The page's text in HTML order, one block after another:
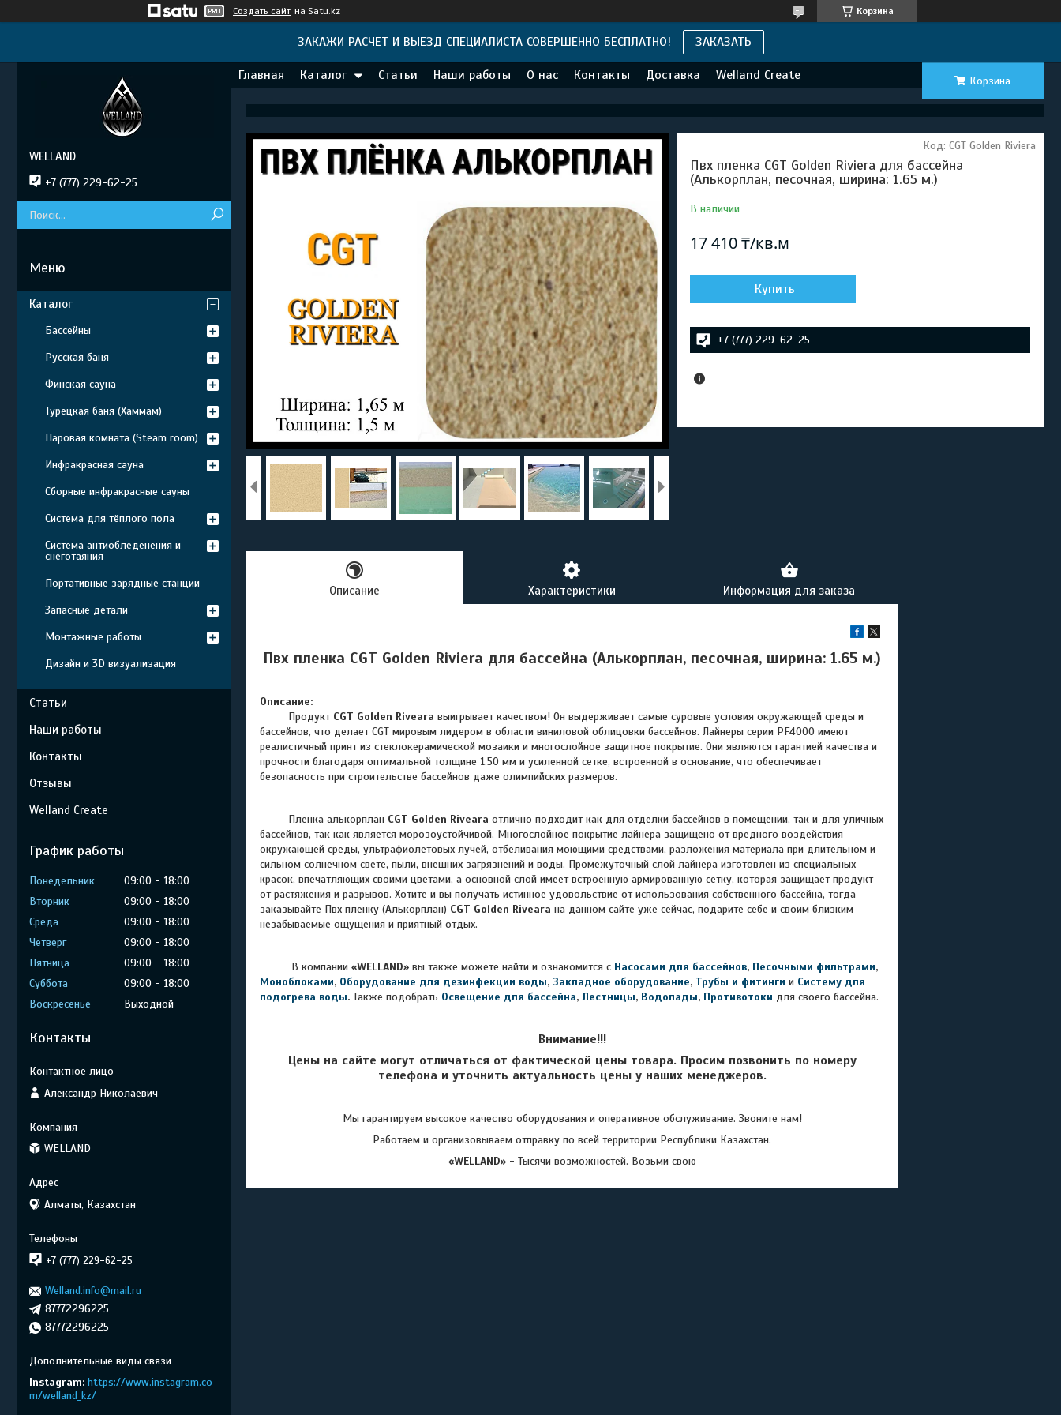
Создать сайт на Satu.kz Корзина
ЗАКАЖИ РАСЧЕТ И ВЫЕЗД СПЕЦИАЛИСТА СОВЕРШЕННО БЕСПЛАТНО! ЗАКАЗАТЬ
Главная Каталог Статьи Наши работы О нас Контакты Доставка Welland Create Корзина
Пвх пленка CGT Golden Riviera для бассейна
(Алькорплан, песочная, ширина: 1.65 м.)
В наличии
Код: CGT Golden Riviera
17 410 ₸/кв.м
Купить
+7 (777) 229-62-25
Описание Характеристики Информация для заказа
Пвх пленка CGT Golden Riviera для бассейна (Алькорплан, песочная, ширина: 1.65 м.)
Описание:
Продукт CGT Golden Riveara выигрывает качеством! Он выдерживает самые суровые условия окружающей среды и
бассейнов, что делает CGT мировым лидером в области виниловой облицовки бассейнов. Лайнеры серии PF4000 имеют
реалистичный принт из стеклокерамической мозаики и многослойное защитное покрытие. Они являются гарантией качества и
прочности благодаря оптимальной толщине 1.50 мм и усиленной сетке, встроенной в основание, что обеспечивает
безопасность при строительстве бассейнов даже олимпийских размеров.
Пленка алькорплан CGT Golden Riveara отлично подходит как для отделки бассейнов в помещении, так и для уличных
бассейнов, так как является морозоустойчивой. Многослойное покрытие лайнера защищено от вредного воздействия
окружающей среды, ультрафиолетовых лучей, отбеливания моющими средствами, разложения материала при длительном и
сильном солнечном свете, пыли, внешних загрязнений и воды. Промежуточный слой лайнера изготовлен из специальных
красок, впечатляющих своими цветами, а основной слой имеет встроенную армированную сетку, которая защищает продукт
от растяжения и разрывов. Хотите и вы получать истинное удовольствие от использования собственного бассейна, тогда
заказывайте Пвх пленку (Алькорплан) CGT Golden Riveara на данном сайте уже сейчас, подарите себе и своим близким
незабываемые ощущения и приятный отдых.
В компании «WELLAND» вы также можете найти и ознакомится с Насосами для бассейнов, Песочными фильтрами,
Моноблоками, Оборудование для дезинфекции воды, Закладное оборудование, Трубы и фитинги и Систему для
подогрева воды. Также подобрать Освещение для бассейна, Лестницы, Водопады, Противотоки для своего бассейна.
Внимание!!!
Цены на сайте могут отличаться от фактической цены товара. Просим позвонить по номеру
телефона и уточнить актуальность цены у наших менеджеров.
Мы гарантируем высокое качество оборудования и оперативное обслуживание. Звоните нам!
Работаем и организовываем отправку по всей территории Республики Казахстан.
«WELLAND»- Тысячи возможностей. Возьми свою
WELLAND
+7 (777) 229-62-25
Каталог
Бассейны
Русская баня
Финская сауна
Турецкая баня (Хаммам)
Паровая комната (Steam room)
Инфракрасная сауна
Сборные инфракрасные сауны
Система для тёплого пола
Система антиобледенения и
снеготаяния
Портативные зарядные станции
Запасные детали
Монтажные работы
Дизайн и 3D визуализация
Статьи
Наши работы
Контакты
Отзывы
Welland Create
График работы
Понедельник 09:00
18:00
Вторник
09:00
18:00
Среда
09:00
18:00
Четверг
09:00
18:00
Пятница
09:00
18:00
Суббота
09:00
18:00
Воскресенье
Выходной
Контакты
Александр Николаевич
WELLAND
Алматы, Казахстан
+7 (777) 229-62-25
Welland.info@mail.ru
87772296225
87772296225
Instagram https://www.instagram.co
m/welland_kz/